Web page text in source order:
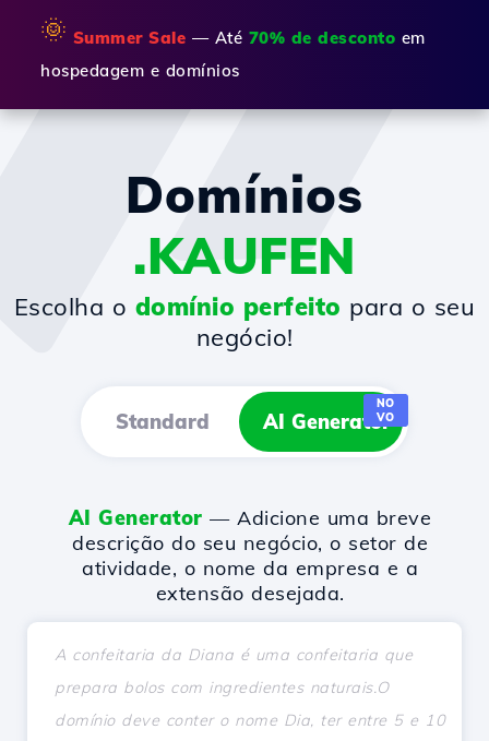
🌞 Summer Sale — Até 70% de desconto em
hospedagem e domínios
Domínios
.KAUFEN
Escolha o domínio perfeito para o seu
negócio!
Standard AI Generator
NO
VO
AI Generator — Adicione uma breve
descrição do seu negócio, o setor de
atividade, o nome da empresa e a
extensão desejada.